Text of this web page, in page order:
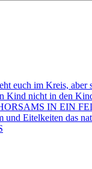
euch im Kreis, aber
Kind nicht in den
IN EIN
und Eitelkeiten das